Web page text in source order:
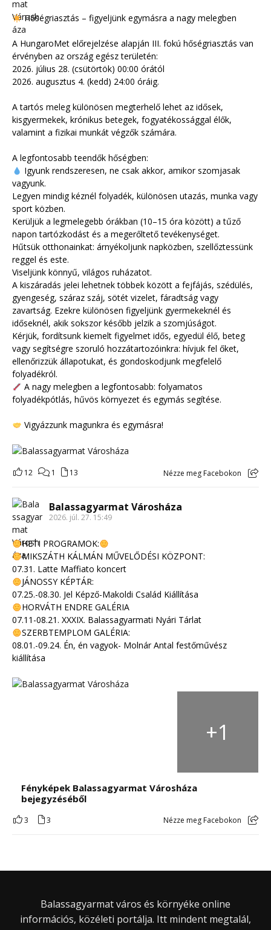
Hőségriasztás – figyeljünk egymásra a nagy melegben
A HungaroMet előrejelzése alapján III. fokú hőségriasztás van
érvényben az ország egész területén:
2026. július 28. (csütörtök) 00:00 órától
2026. augusztus 4. (kedd) 24:00 óráig.
A tartós meleg különösen megterhelő lehet az idősek,
kisgyermekek, krónikus betegek, fogyatékossággal élők,
valamint a fizikai munkát végzők számára.
A legfontosabb teendők hőségben:
Igyunk rendszeresen, ne csak akkor, amikor szomjasak
vagyunk.
Legyen mindig kéznél folyadék, különösen utazás, munka vagy
sport közben.
Kerüljük a legmelegebb órákban (10–15 óra között) a tűző
napon tartózkodást és a megerőltető tevékenységet.
Hűtsük otthonainkat: árnyékoljunk napközben, szellőztessünk
reggel és este.
Viseljünk könnyű, világos ruházatot.
A kiszáradás jelei lehetnek többek között a fejfájás, szédülés,
gyengeség, száraz száj, sötét vizelet, fáradtság vagy
zavartság. Ezekre különösen figyeljünk gyermekeknél és
időseknél, akik sokszor később jelzik a szomjúságot.
Kérjük, fordítsunk kiemelt figyelmet idős, egyedül élő, beteg
vagy segítségre szoruló hozzátartozóinkra: hívjuk fel őket,
ellenőrizzük állapotukat, és gondoskodjunk megfelelő
folyadékról.
A nagy melegben a legfontosabb: folyamatos
folyadékpótlás, hűvös környezet és egymás segítése.
Vigyázzunk magunkra és egymásra!
12 1 13 Nézze meg Facebokon
Balassagyarmat Városháza
2026. júl. 27. 15:49
HETI PROGRAMOK:
MIKSZÁTH KÁLMÁN MŰVELŐDÉSI KÖZPONT:
07.31. Latte Maffiato koncert
JÁNOSSY KÉPTÁR:
07.25.-08.30. Jel Képző-Makoldi Család Kiállítása
HORVÁTH ENDRE GALÉRIA
07.11-08.21. XXXIX. Balassagyarmati Nyári Tárlat
SZERBTEMPLOM GALÉRIA:
08.01.-09.24. Én, én vagyok- Molnár Antal festőművész
kiállítása
+1
Fényképek Balassagyarmat Városháza
bejegyzéséből
3 3 Nézze meg Facebokon
Balassagyarmat város és környéke online
információs, közéleti portálja. Itt mindent megtalál,